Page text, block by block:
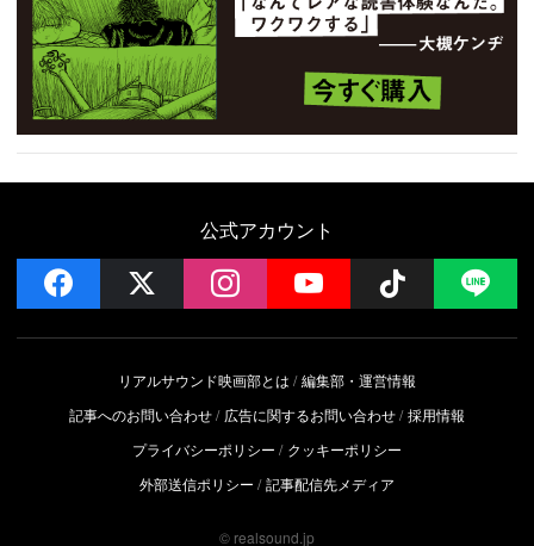
公式アカウント
facebook instagramYouTube Follow
リアルサウンド映画部とは
編集部・運営情報
記事へのお問い合わせ
広告に関するお問い合わせ 採用情報
プライバシーポリシー
クッキーポリシー
外部送信ポリシー
記事配信先メディア
© realsound.jp